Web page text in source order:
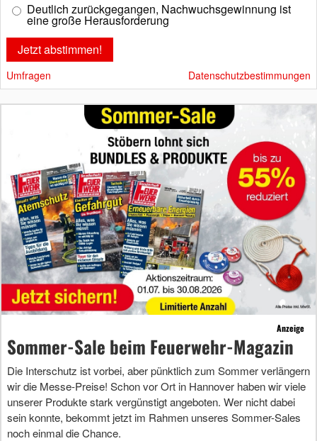
Deutlich zurückgegangen, Nachwuchsgewinnung ist
eine große Herausforderung
Umfragen Datenschutzbestimmungen
Anzeige
Sommer-Sale beim Feuerwehr-Magazin
Die Interschutz ist vorbei, aber pünktlich zum Sommer verlängern
wir die Messe-Preise! Schon vor Ort in Hannover haben wir viele
unserer Produkte stark vergünstigt angeboten. Wer nicht dabei
sein konnte, bekommt jetzt im Rahmen unseres Sommer-Sales
noch einmal die Chance.